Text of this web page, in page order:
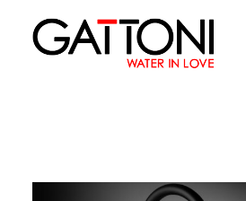
Oружающая среда